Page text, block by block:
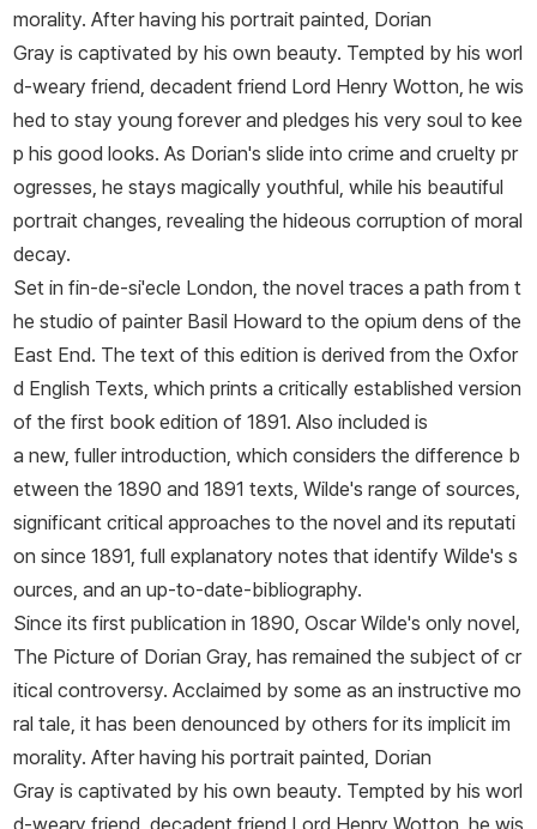
는 혹평을 받기도 했다. 이후 그는 1890년대 후반 희곡 작가로 큰 성
공을 거두었으며, 〈윈더미어 부인의 부채〉, 〈하찮은 여인〉, 〈진지함의
중요성〉 같은 풍자극을 발표하여 사회의 위선을 날카롭게 조롱했다.
1895년에는 동성애 혐의로 기소되어 2년간의 강제 노동형을 선고받
았다. 출소 후에 프랑스로 떠나 유랑 생활을 했는데, 건강이 악화된 그
는 1900년 뇌수막염으로 생을 마감했다. 『도리언 그레이의 초상』은
19세기 영문학에서 가장 독창적이고 상징적인 작품 중 하나로 남아
있다. 문학과 미학을 향한 와일드의 탐구는 현대에 이르러서도 논의
되며, 그는 여전히 ‘자신의 삶을 하나의 예술 작품으로 창조한 작가’로
기억되고 있다.
morality. After having his portrait painted, Dorian
Gray is captivated by his own beauty. Tempted by his worl
d-weary friend, decadent friend Lord Henry Wotton, he wis
hed to stay young forever and pledges his very soul to kee
p his good looks. As Dorian's slide into crime and cruelty pr
ogresses, he stays magically youthful, while his beautiful
portrait changes, revealing the hideous corruption of moral
decay.
Set in fin-de-si'ecle London, the novel traces a path from t
he studio of painter Basil Howard to the opium dens of the
East End. The text of this edition is derived from the Oxfor
d English Texts, which prints a critically established version
of the first book edition of 1891. Also included is
a new, fuller introduction, which considers the difference b
etween the 1890 and 1891 texts, Wilde's range of sources,
significant critical approaches to the novel and its reputati
on since 1891, full explanatory notes that identify Wilde's s
ources, and an up-to-date-bibliography.
Since its first publication in 1890, Oscar Wilde's only novel,
The Picture of Dorian Gray, has remained the subject of cr
itical controversy. Acclaimed by some as an instructive mo
ral tale, it has been denounced by others for its implicit im
morality. After having his portrait painted, Dorian
Gray is captivated by his own beauty. Tempted by his worl